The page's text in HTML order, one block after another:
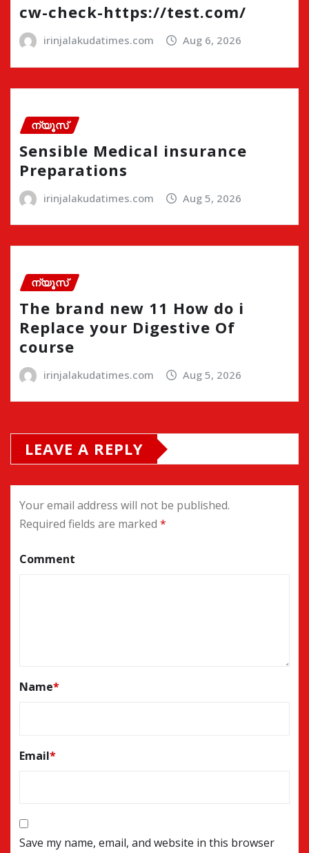
cw-check-https://test.com/
irinjalakudatimes.com Aug 6, 2026
ന്യൂസ്
Sensible Medical insurance
Preparations
irinjalakudatimes.com Aug 5, 2026
ന്യൂസ്
The brand new 11 How do i
Replace your Digestive Of
course
irinjalakudatimes.com Aug 5, 2026
LEAVE A REPLY
Your email address will not be published.
Required fields are marked *
Comment
Name*
Email*
Save my name, email, and website in this browser